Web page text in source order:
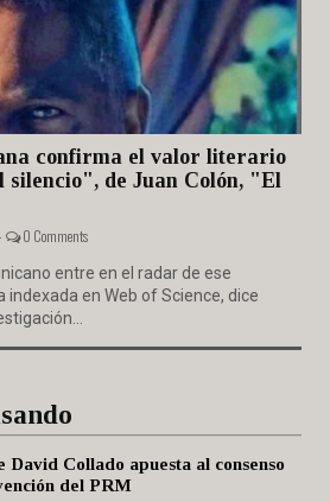
confirma el valor literario
silencio", de Juan Colón, "El
0 Comments
entre en el radar de ese
indexada en Web of Science, dice
David Collado apuesta al consenso
del PRM